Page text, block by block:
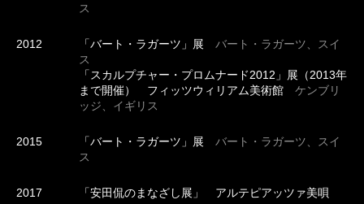
ス
2012 「バート・ラガーツ」展 バート・ラガーツ、スイ
ス
「スカルプチャー・プロムナード2012」展（2013年
まで開催） フィッツウィリアム美術館 ケンブリ
ッジ、イギリス
2015 「バート・ラガーツ」展 バート・ラガーツ、スイ
ス
2017 「安田侃のまなざし展」 アルテピアッツァ美唄